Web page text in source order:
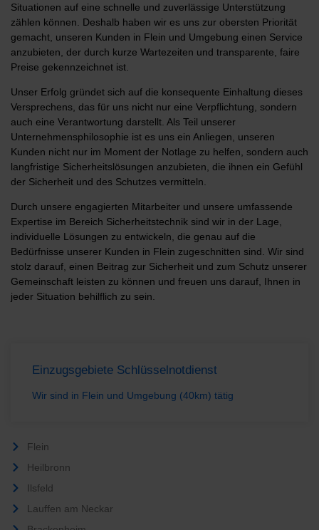
Situationen auf eine schnelle und zuverlässige Unterstützung
zählen können. Deshalb haben wir es uns zur obersten Priorität
gemacht, unseren Kunden in Flein und Umgebung einen Service
anzubieten, der durch kurze Wartezeiten und transparente, faire
Preise gekennzeichnet ist.
Unser Erfolg gründet sich auf die konsequente Einhaltung dieses
Versprechens, das für uns nicht nur eine Verpflichtung, sondern
auch eine Verantwortung darstellt. Als Teil unserer
Unternehmensphilosophie ist es uns ein Anliegen, unseren
Kunden nicht nur im Moment der Notlage zu helfen, sondern auch
langfristige Sicherheitslösungen anzubieten, die ihnen ein Gefühl
der Sicherheit und des Schutzes vermitteln.
Durch unsere engagierten Mitarbeiter und unsere umfassende
Expertise im Bereich Sicherheitstechnik sind wir in der Lage,
individuelle Lösungen zu entwickeln, die genau auf die
Bedürfnisse unserer Kunden in Flein zugeschnitten sind. Wir sind
stolz darauf, einen Beitrag zur Sicherheit und zum Schutz unserer
Gemeinschaft leisten zu können und freuen uns darauf, Ihnen in
jeder Situation behilflich zu sein.
Einzugsgebiete Schlüsselnotdienst
Wir sind in Flein und Umgebung (40km) tätig
Flein
Heilbronn
Ilsfeld
Lauffen am Neckar